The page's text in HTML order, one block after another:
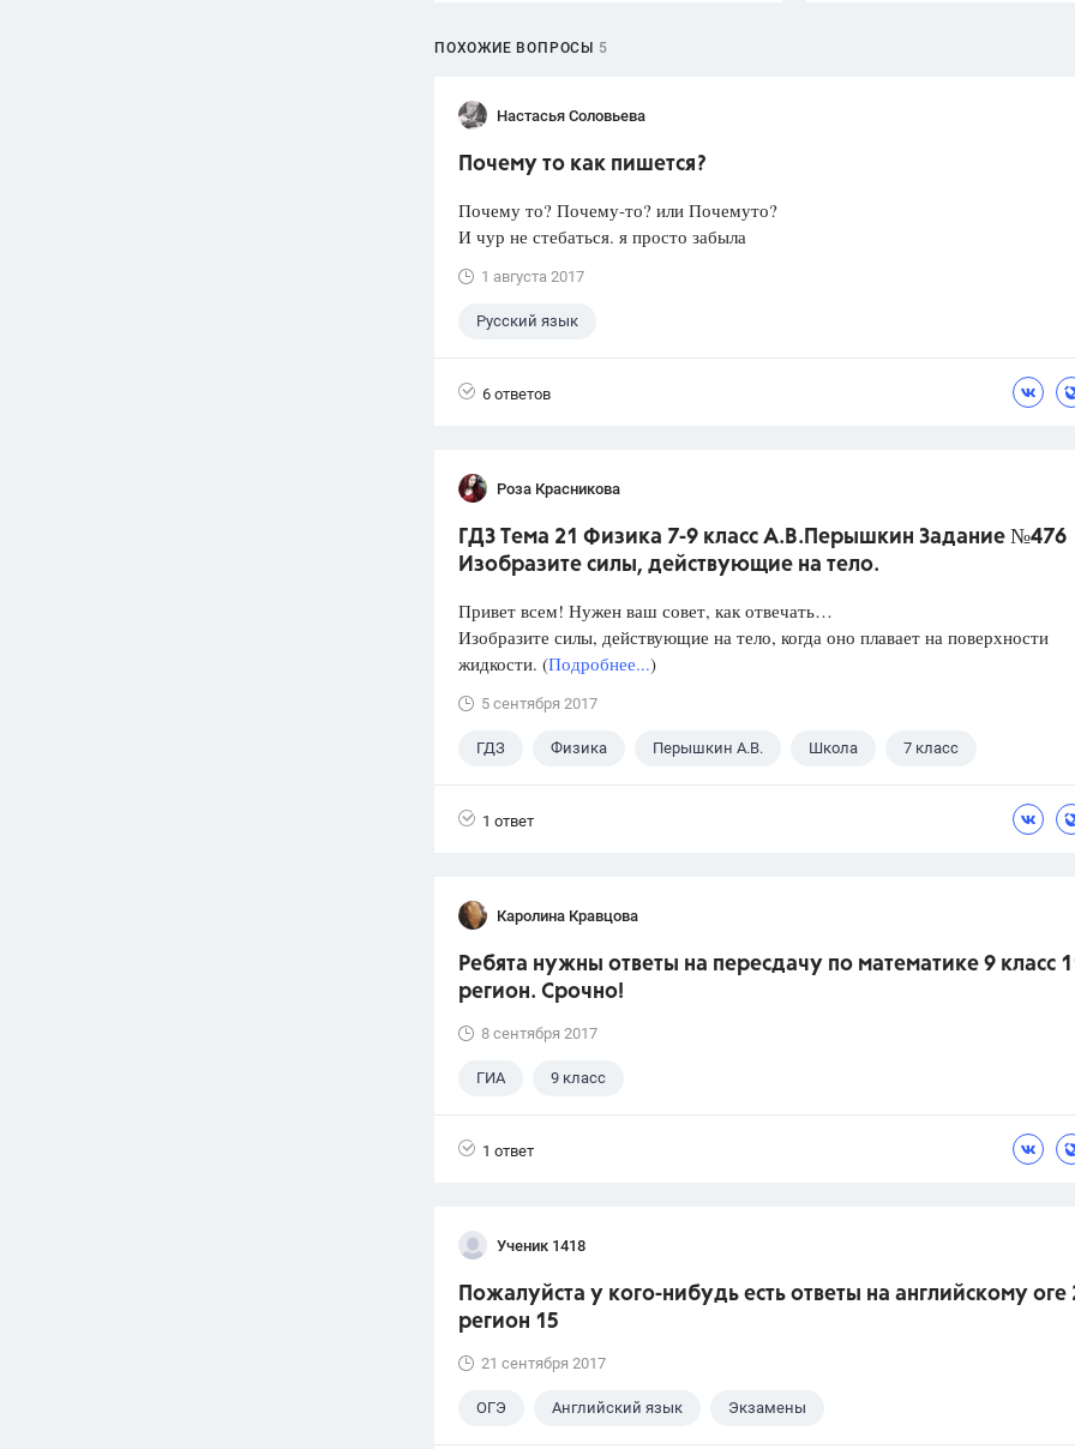
ПОХОЖИЕ ВОПРОСЫ 5
Настасья Соловьева
Почему то как пишется?
Почему то? Почему-то? или Почемуто?
И чур не стебаться. я просто забыла
1 августа 2017
Русский язык
6 ответов
Роза Красникова
ГДЗ Тема 21 Физика 7-9 класс А.В.Перышкин Задание №476
Изобразите силы, действующие на тело.
Привет всем! Нужен ваш совет, как отвечать…
Изобразите силы, действующие на тело, когда оно плавает на поверхности
жидкости. (Подробнее...)
5 сентября 2017
ГДЗ Физика Перышкин А.В. Школа 7 класс
1 ответ
Каролина Кравцова
Ребята нужны ответы на пересдачу по математике 9 класс
регион. Срочно!
8 сентября 2017
ГИА 9 класс
1 ответ
Ученик 1418
Пожалуйста у кого-нибудь есть ответы на английскому оге
регион 15
21 сентября 2017
ОГЭ Английский язык Экзамены